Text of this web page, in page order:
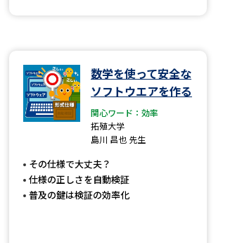
学特集
数学を使って安全な
ソフトウエアを作る
関心ワード：効率
拓殖大学
島川 昌也 先生
その仕様で大丈夫？
仕様の正しさを自動検証
普及の鍵は検証の効率化